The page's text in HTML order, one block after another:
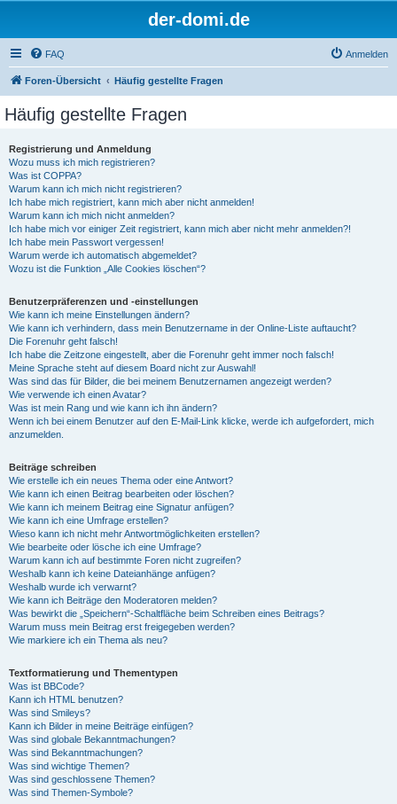
der-domi.de
FAQ Anmelden
Foren-Übersicht Häufig gestellte Fragen
Häufig gestellte Fragen
Registrierung und Anmeldung
Wozu muss ich mich registrieren?
Was ist COPPA?
Warum kann ich mich nicht registrieren?
Ich habe mich registriert, kann mich aber nicht anmelden!
Warum kann ich mich nicht anmelden?
Ich habe mich vor einiger Zeit registriert, kann mich aber nicht mehr anmelden?!
Ich habe mein Passwort vergessen!
Warum werde ich automatisch abgemeldet?
Wozu ist die Funktion „Alle Cookies löschen“?
Benutzerpräferenzen und -einstellungen
Wie kann ich meine Einstellungen ändern?
Wie kann ich verhindern, dass mein Benutzername in der Online-Liste auftaucht?
Die Forenuhr geht falsch!
Ich habe die Zeitzone eingestellt, aber die Forenuhr geht immer noch falsch!
Meine Sprache steht auf diesem Board nicht zur Auswahl!
Was sind das für Bilder, die bei meinem Benutzernamen angezeigt werden?
Wie verwende ich einen Avatar?
Was ist mein Rang und wie kann ich ihn ändern?
Wenn ich bei einem Benutzer auf den E-Mail-Link klicke, werde ich aufgefordert, mich
anzumelden.
Beiträge schreiben
Wie erstelle ich ein neues Thema oder eine Antwort?
Wie kann ich einen Beitrag bearbeiten oder löschen?
Wie kann ich meinem Beitrag eine Signatur anfügen?
Wie kann ich eine Umfrage erstellen?
Wieso kann ich nicht mehr Antwortmöglichkeiten erstellen?
Wie bearbeite oder lösche ich eine Umfrage?
Warum kann ich auf bestimmte Foren nicht zugreifen?
Weshalb kann ich keine Dateianhänge anfügen?
Weshalb wurde ich verwarnt?
Wie kann ich Beiträge den Moderatoren melden?
Was bewirkt die „Speichern“-Schaltfläche beim Schreiben eines Beitrags?
Warum muss mein Beitrag erst freigegeben werden?
Wie markiere ich ein Thema als neu?
Textformatierung und Thementypen
Was ist BBCode?
Kann ich HTML benutzen?
Was sind Smileys?
Kann ich Bilder in meine Beiträge einfügen?
Was sind globale Bekanntmachungen?
Was sind Bekanntmachungen?
Was sind wichtige Themen?
Was sind geschlossene Themen?
Was sind Themen-Symbole?